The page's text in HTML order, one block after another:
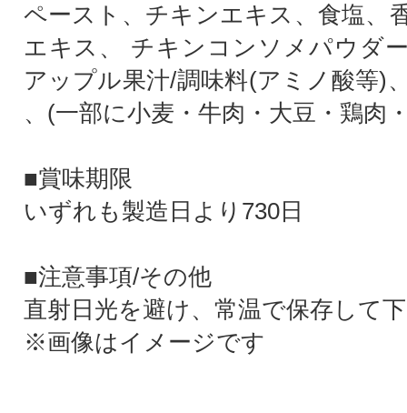
ペースト、チキンエキス、食塩、
エキス、 チキンコンソメパウダ
アップル果汁/調味料(アミノ酸等)
、(一部に小麦・牛肉・大豆・鶏肉
■賞味期限
いずれも製造日より730日
■注意事項/その他
直射日光を避け、常温で保存して
※画像はイメージです